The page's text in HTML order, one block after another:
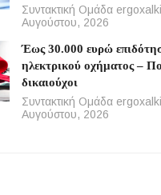
Συντακτική Ομάδα
Αυγούστου, 2026
Έως 30.000 ευρώ
ηλεκτρικού οχήματος –
δικαιούχοι
Συντακτική Ομάδα
Αυγούστου, 2026